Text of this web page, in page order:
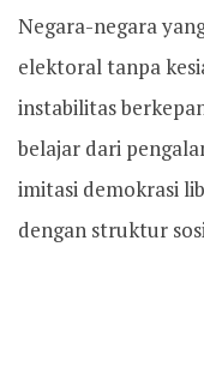
Negara-negara
elektoral tanpa
instabilitas
belajar dari
imitasi demokrasi
dengan struktur